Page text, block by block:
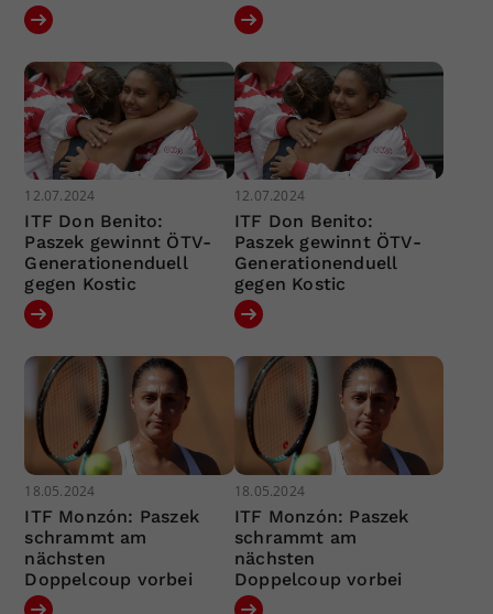
12.07.2024
ITF Don Benito:
Paszek gewinnt ÖTV-
Generationenduell
gegen Kostic
12.07.2024
ITF Don Benito:
Paszek gewinnt ÖTV-
Generationenduell
gegen Kostic
18.05.2024
ITF Monzón: Paszek
schrammt am
nächsten
Doppelcoup vorbei
18.05.2024
ITF Monzón: Paszek
schrammt am
nächsten
Doppelcoup vorbei